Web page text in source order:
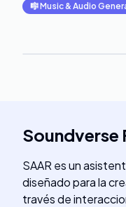
🎼Music & Audio
Soundverse
SAAR es un
diseñado para la
través de